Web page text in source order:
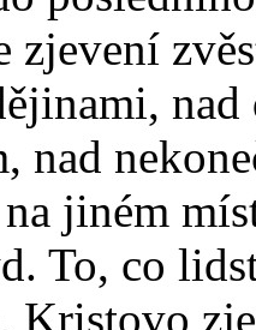
zjevení
nad
jiném
To, co
Kristovo